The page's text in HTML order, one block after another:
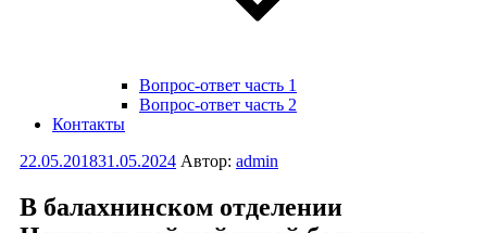
Вопрос-ответ часть 1
Вопрос-ответ часть 2
Контакты
Опубликовано
22.05.201831.05.2024 Автор: admin
В балахнинском отделении